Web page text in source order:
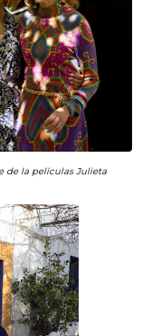
de la películas Julieta